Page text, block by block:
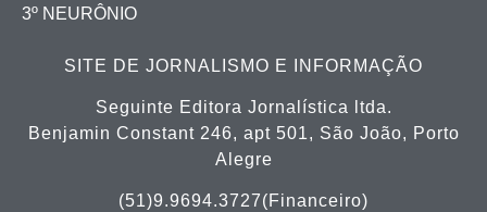
3º NEURÔNIO
SITE DE JORNALISMO E INFORMAÇÃO
Seguinte Editora Jornalística ltda.
Benjamin Constant 246, apt 501, São João, Porto
Alegre
(51)9.9694.3727(Financeiro)